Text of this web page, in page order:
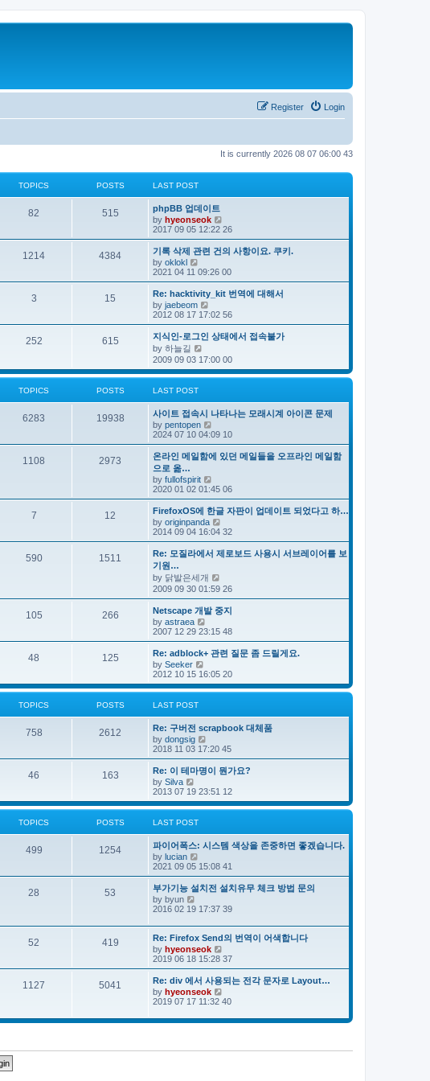
Login
Register
It is currently 2026 08 07 06:00 43
TOPICS POSTS LAST POST
82 515
phpBB 업데이트
by hyeonseok
i
e
w
t
h
e
l
a
e
s
t
p
s
t
2017 09 05 12:22 26
1214 4384
기록 삭제 관련 건의 사항이요. 쿠키.
by oklokl
i
e
w
t
h
e
l
a
t
e
s
t
s
t
2021 04 11 09:26 00
3 15
Re: hacktivity_kit 번역에 대해서
by jaebeom
i
e
w
e
l
a
e
s
t
p
o
s
t
2012 08 17 17:02 56
252 615
지식인-로그인 상태에서 접속불가
by 하늘길
i
w
e
l
a
t
e
s
t
o
s
t
2009 09 03 17:00 00
TOPICS POSTS LAST POST
6283 19938
사이트 접속시 나타나는 모래시계 아이콘 문제
by pentopen
i
e
w
t
l
a
t
e
s
t
p
o
t
2024 07 10 04:09 10
1108 2973
온라인 메일함에 있던 메일들을 오프라인 메일함
으로 옮…
by fullofspirit
i
e
w
t
h
e
l
a
e
s
t
o
t
2020 01 02 01:45 06
7 12
FirefoxOS에 한글 자판이 업데이트 되었다고 하…
by originpanda
i
e
w
t
l
a
t
e
s
o
t
2014 09 04 16:04 32
590 1511
Re: 모질라에서 제로보드 사용시 서브레이어를 보
기원…
by 닭발은세개
w
t
e
l
a
e
s
t
t
2009 09 30 01:59 26
105 266
Netscape 개발 중지
by astraea
i
e
w
t
h
e
l
e
s
p
s
t
2007 12 29 23:15 48
48 125
Re: adblock+ 관련 질문 좀 드릴게요.
by Seeker
i
e
w
l
a
t
e
s
p
s
2012 10 15 16:05 20
TOPICS POSTS LAST POST
758 2612
Re: 구버전 scrapbook 대체품
by dongsig
i
e
w
h
e
l
e
s
p
s
t
2018 11 03 17:20 45
46 163
Re: 이 테마명이 뭔가요?
by Silva
i
e
w
t
l
a
t
e
s
p
s
t
2013 07 19 23:51 12
TOPICS POSTS LAST POST
499 1254
파이어폭스: 시스템 색상을 존중하면 좋겠습니다.
by lucian
i
e
w
t
h
e
a
t
e
s
t
p
o
s
2021 09 05 15:08 41
28 53
부가기능 설치전 설치유무 체크 방법 문의
by byun
i
w
t
h
e
a
t
e
s
p
t
2016 02 19 17:37 39
52 419
Re: Firefox Send의 번역이 어색합니다
by hyeonseok
i
e
w
t
h
e
a
s
2019 06 18 15:28 37
1127 5041
Re: div 에서 사용되는 전각 문자로 Layout…
by hyeonseok
i
w
e
2019 07 17 11:32 40